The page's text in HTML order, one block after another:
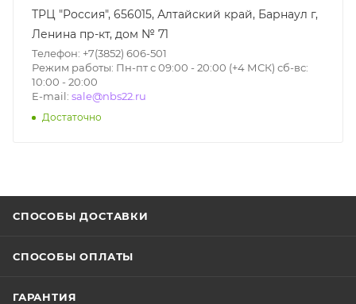
ТРЦ "Россия", 656015, Алтайский край, Барнаул г,
Ленина пр-кт, дом № 71
Телефон: +7(3852) 606-501
Режим работы: Пн-пт с 09:00 - 20:00 (+4 МСК) сб-вс:
10:00 - 20:00
E-mail: sale@nbs22.ru
Достаточно
СПОСОБЫ ДОСТАВКИ
СПОСОБЫ ОПЛАТЫ
ГАРАНТИЯ